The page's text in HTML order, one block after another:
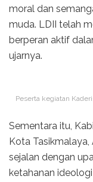
moral dan
muda. LDII telah
berperan aktif
ujarnya.
Peserta kegiatan
Sementara itu,
Kota
sejalan dengan
ketahanan